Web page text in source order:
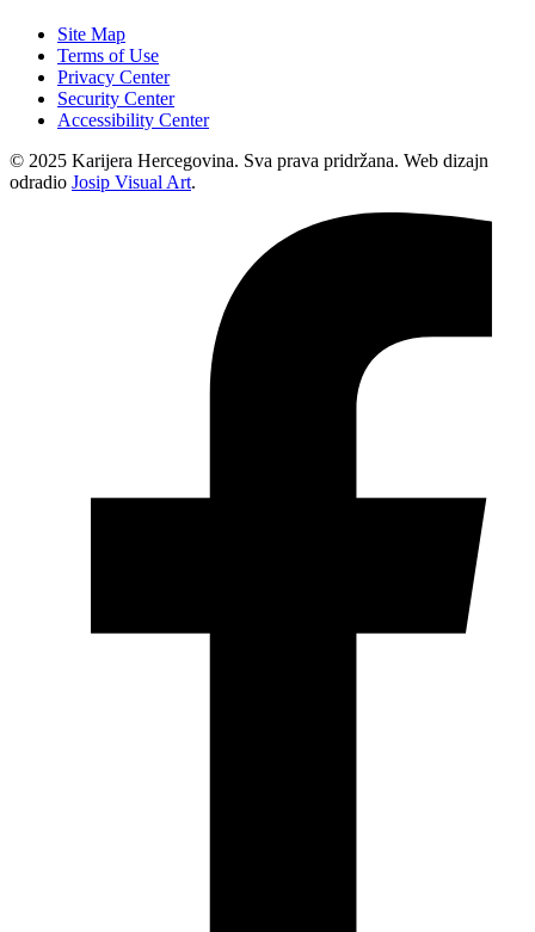
Site Map
Terms of Use
Privacy Center
Security Center
Accessibility Center
© 2025 Karijera Hercegovina. Sva prava pridržana. Web dizajn
odradio Josip Visual Art.